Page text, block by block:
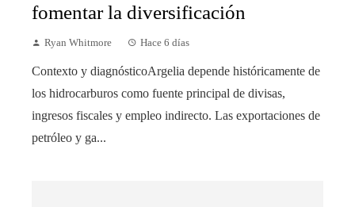
fomentar la diversificación
Ryan Whitmore Hace 6 días
Contexto y diagnósticoArgelia depende históricamente de
los hidrocarburos como fuente principal de divisas,
ingresos fiscales y empleo indirecto. Las exportaciones de
petróleo y ga...